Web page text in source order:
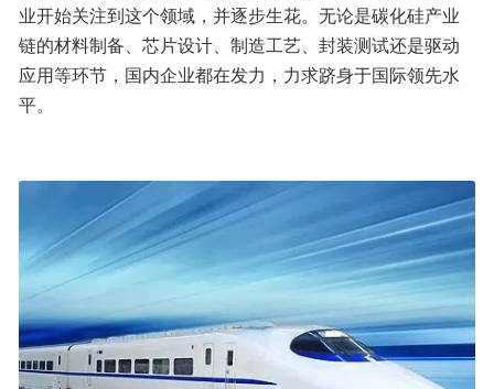
业开始关注到这个领域，并逐步生花。无论是碳化硅产业
链的材料制备、芯片设计、制造工艺、封装测试还是驱动
应用等环节，国内企业都在发力，力求跻身于国际领先水
平。